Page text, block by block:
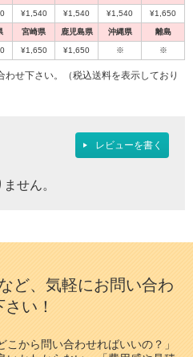
せ下さい。（税込送料を表示しており
¥1,540 ¥1,540 ¥1,540 ¥1,650
宮崎県 鹿児島県 沖縄県 離島
¥1,650 ¥1,650 ※ ※
レビューを書く
せん。
ど、気軽にお問い合わ
い！
こから問い合わせればいいの？」